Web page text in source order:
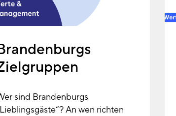
sind Brandenburgs
An wen richten